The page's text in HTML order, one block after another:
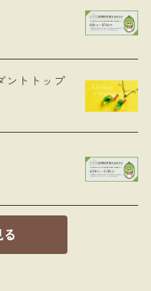
ントトップ